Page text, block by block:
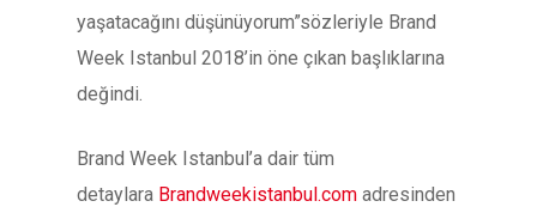
yaşatacağını düşünüyorum”sözleriyle Brand
Week Istanbul 2018’in öne çıkan başlıklarına
değindi.
Brand Week Istanbul’a dair tüm
detaylara Brandweekistanbul.com adresinden